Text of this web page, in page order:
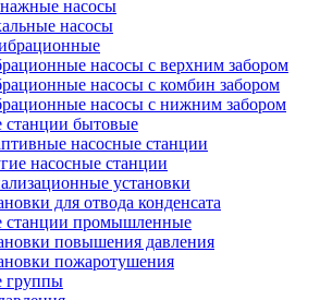
насосы
насосы
насосы с верхним забором
насосы с комбин забором
насосы с нижним забором
станции бытовые
насосные станции
насосные станции
установки
для отвода конденсата
станции промышленные
повышения давления
пожаротушения
группы